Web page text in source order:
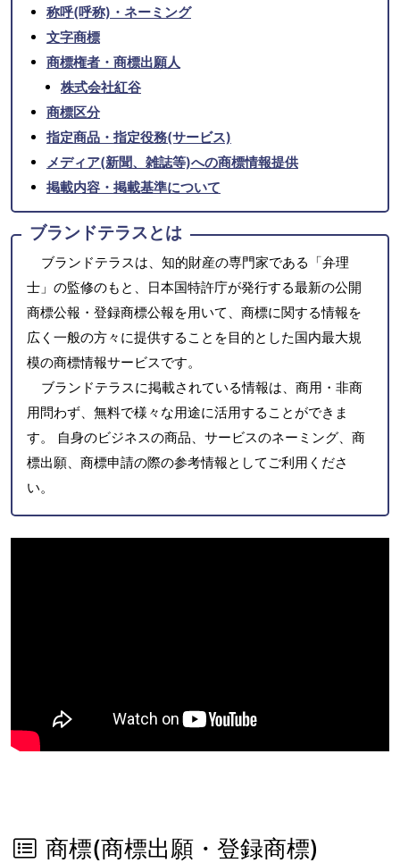
称呼(呼称)・ネーミング
文字商標
商標権者・商標出願人
株式会社紅谷
商標区分
指定商品・指定役務(サービス)
メディア(新聞、雑誌等)への商標情報提供
掲載内容・掲載基準について
ブランドテラスとは
ブランドテラスは、知的財産の専門家である「弁理
士」の監修のもと、日本国特許庁が発行する最新の公開
商標公報・登録商標公報を用いて、商標に関する情報を
広く一般の方々に提供することを目的とした国内最大規
模の商標情報サービスです。
ブランドテラスに掲載されている情報は、商用・非商
用問わず、無料で様々な用途に活用することができま
す。 自身のビジネスの商品、サービスのネーミング、商
標出願、商標申請の際の参考情報としてご利用くださ
い。
商標(商標出願・登録商標)